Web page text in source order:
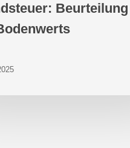
Beurteilung